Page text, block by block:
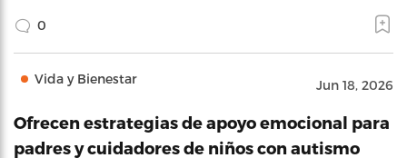
0
Vida y Bienestar Jun 18, 2026
Ofrecen estrategias de apoyo emocional para
padres y cuidadores de niños con autismo